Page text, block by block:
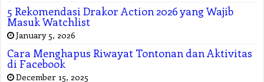
5 Rekomendasi Drakor Action 2026 yang Wajib
Masuk Watchlist
January 5, 2026
Cara Menghapus Riwayat Tontonan dan Aktivitas
di Facebook
December 15, 2025